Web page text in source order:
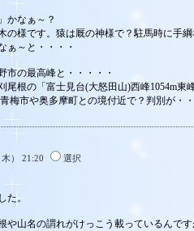
かなぁ～？
の様です。猿は厩の神様で？駐馬時に
ぁ～と・・・・
市の最高峰と・・・・・
根の「富士見台(大怒田山)西峰1054m東
梅市や奥多摩町との境付近で？判別が・・
） 21:20 選択
た。
や山名の謂れがけっこう載っているんで